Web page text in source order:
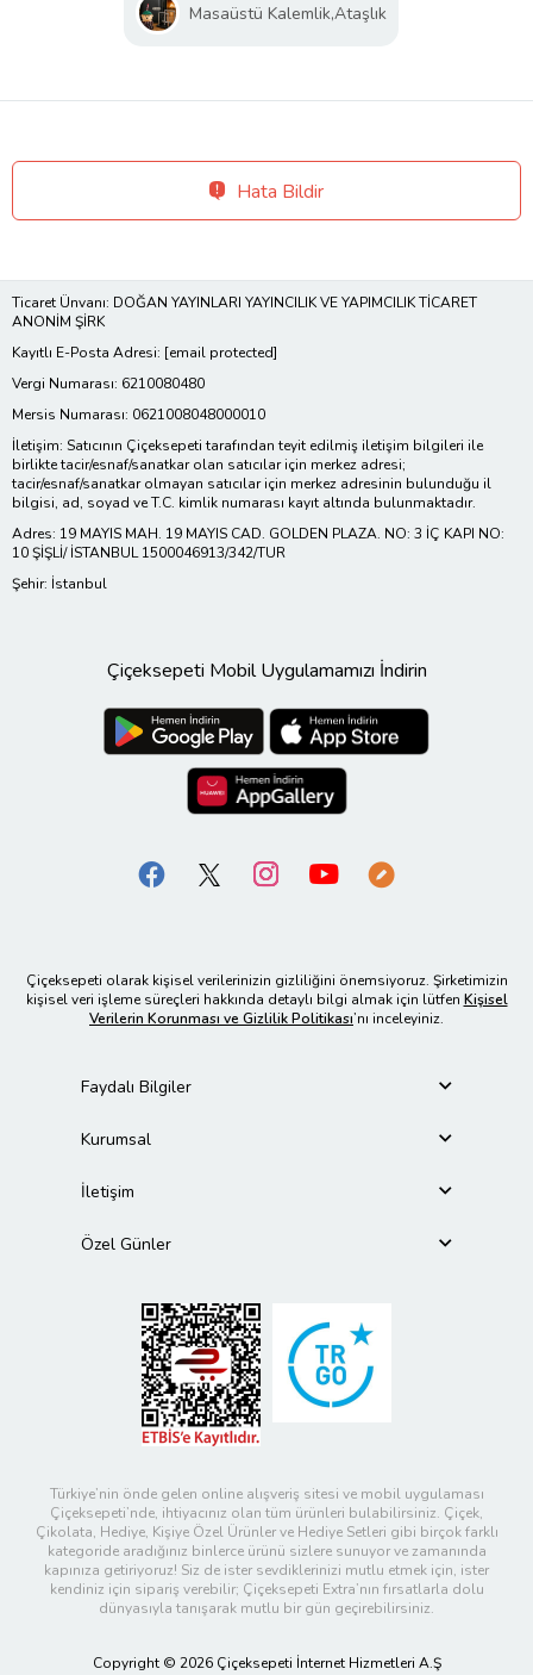
Masaüstü Kalemlik,Ataşlık
Hata Bildir
Ticaret Ünvanı: DOĞAN YAYINLARI YAYINCILIK VE YAPIMCILIK TİCARET
ANONİM ŞİRK
Kayıtlı E-Posta Adresi: [email protected]
Vergi Numarası: 6210080480
Mersis Numarası: 0621008048000010
İletişim: Satıcının Çiçeksepeti tarafından teyit edilmiş iletişim bilgileri ile
birlikte tacir/esnaf/sanatkar olan satıcılar için merkez adresi;
tacir/esnaf/sanatkar olmayan satıcılar için merkez adresinin bulunduğu il
bilgisi, ad, soyad ve T.C. kimlik numarası kayıt altında bulunmaktadır.
Adres: 19 MAYIS MAH. 19 MAYIS CAD. GOLDEN PLAZA. NO: 3 İÇ KAPI NO:
10 ŞİŞLİ/ İSTANBUL 1500046913/342/TUR
Şehir: İstanbul
Çiçeksepeti Mobil Uygulamamızı İndirin
Çiçeksepeti olarak kişisel verilerinizin gizliliğini önemsiyoruz. Şirketimizin
kişisel veri işleme süreçleri hakkında detaylı bilgi almak için lütfen Kişisel
Verilerin Korunması ve Gizlilik Politikası’nı inceleyiniz.
Faydalı Bilgiler
Kurumsal
İletişim
Özel Günler
Türkiye’nin önde gelen online alışveriş sitesi ve mobil uygulaması
Çiçeksepeti’nde, ihtiyacınız olan tüm ürünleri bulabilirsiniz. Çiçek,
Çikolata, Hediye, Kişiye Özel Ürünler ve Hediye Setleri gibi birçok farklı
kategoride aradığınız binlerce ürünü sizlere sunuyor ve zamanında
kapınıza getiriyoruz! Siz de ister sevdiklerinizi mutlu etmek için, ister
kendiniz için sipariş verebilir; Çiçeksepeti Extra’nın fırsatlarla dolu
dünyasıyla tanışarak mutlu bir gün geçirebilirsiniz.
Copyright © 2026 Çiçeksepeti İnternet Hizmetleri A.Ş